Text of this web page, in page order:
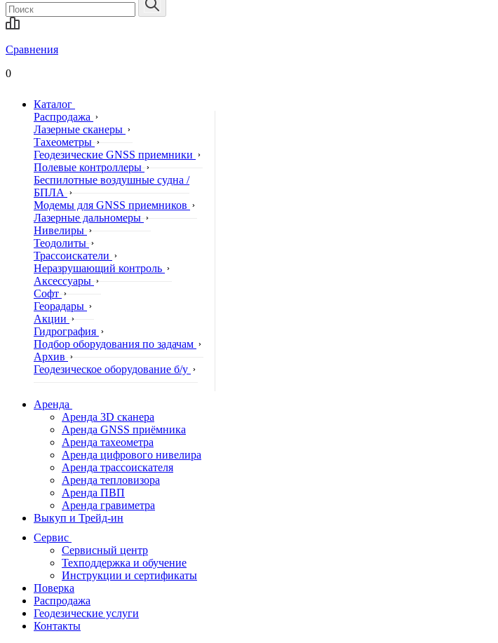
Сравнения
0
Каталог
Распродажа
Лазерные сканеры
Тахеометры
Геодезические GNSS приемники
Полевые контроллеры
Беспилотные воздушные судна /
БПЛА
Модемы для GNSS приемников
Лазерные дальномеры
Нивелиры
Теодолиты
Трассоискатели
Неразрушающий контроль
Аксессуары
Софт
Георадары
Акции
Гидрография
Подбор оборудования по задачам
Архив
Геодезическое оборудование б/у
Аренда
Аренда 3D сканера
Аренда GNSS приёмника
Аренда тахеометра
Аренда цифрового нивелира
Аренда трассоискателя
Аренда тепловизора
Аренда ПВП
Аренда гравиметра
Выкуп и Трейд-ин
Сервис
Сервисный центр
Техподдержка и обучение
Инструкции и сертификаты
Поверка
Распродажа
Геодезические услуги
Контакты